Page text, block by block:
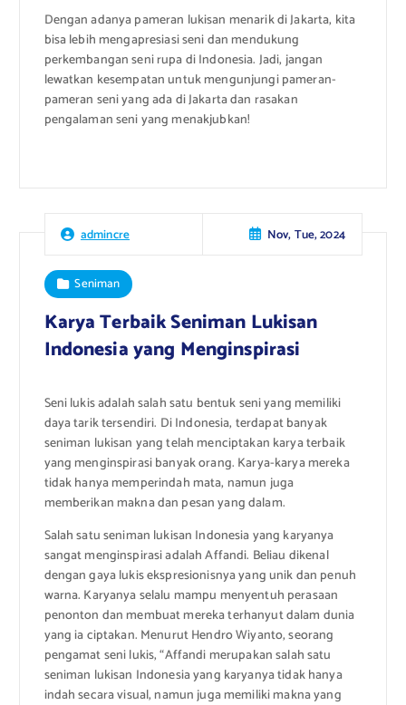
Dengan adanya pameran lukisan menarik di Jakarta, kita
bisa lebih mengapresiasi seni dan mendukung
perkembangan seni rupa di Indonesia. Jadi, jangan
lewatkan kesempatan untuk mengunjungi pameran-
pameran seni yang ada di Jakarta dan rasakan
pengalaman seni yang menakjubkan!
admincre Nov, Tue, 2024
Seniman
Karya Terbaik Seniman Lukisan
Indonesia yang Menginspirasi
Seni lukis adalah salah satu bentuk seni yang memiliki
daya tarik tersendiri. Di Indonesia, terdapat banyak
seniman lukisan yang telah menciptakan karya terbaik
yang menginspirasi banyak orang. Karya-karya mereka
tidak hanya memperindah mata, namun juga
memberikan makna dan pesan yang dalam.
Salah satu seniman lukisan Indonesia yang karyanya
sangat menginspirasi adalah Affandi. Beliau dikenal
dengan gaya lukis ekspresionisnya yang unik dan penuh
warna. Karyanya selalu mampu menyentuh perasaan
penonton dan membuat mereka terhanyut dalam dunia
yang ia ciptakan. Menurut Hendro Wiyanto, seorang
pengamat seni lukis, “Affandi merupakan salah satu
seniman lukisan Indonesia yang karyanya tidak hanya
indah secara visual, namun juga memiliki makna yang